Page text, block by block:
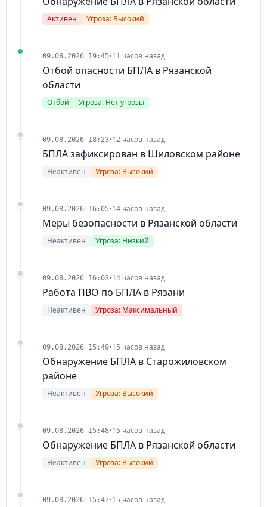
Активен Угроза: Высокий
09.08.2026 19:45•11 часов назад
Отбой опасности БПЛА в Рязанской
области
Отбой Угроза: Нет угрозы
09.08.2026 18:23•12 часов назад
БПЛА зафиксирован в Шиловском районе
Неактивен Угроза: Высокий
09.08.2026 16:05•14 часов назад
Меры безопасности в Рязанской области
Неактивен Угроза: Низкий
09.08.2026 16:03•14 часов назад
Работа ПВО по БПЛА в Рязани
Неактивен Угроза: Максимальный
09.08.2026 15:49•15 часов назад
Обнаружение БПЛА в Старожиловском
районе
Неактивен Угроза: Высокий
09.08.2026 15:48•15 часов назад
Обнаружение БПЛА в Рязанской области
Неактивен Угроза: Высокий
09.08.2026 15:47•15 часов назад